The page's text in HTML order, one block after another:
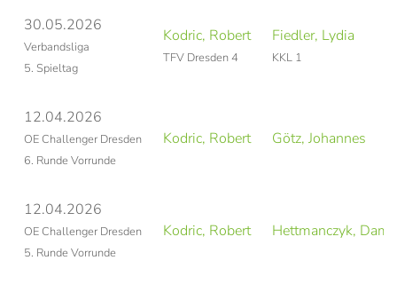
30.05.2026
Verbandsliga
5. Spieltag
Kodric, Robert
TFV Dresden 4
Fiedler, Lydia
KKL 1
12.04.2026
OE Challenger Dresden
6. Runde Vorrunde
Kodric, Robert Götz, Johannes
12.04.2026
OE Challenger Dresden
5. Runde Vorrunde
Kodric, Robert Hettmanczyk,